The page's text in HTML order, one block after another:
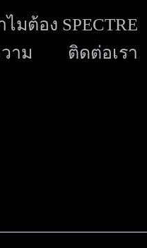
ไมต้อง SPECTRE
าม ติดต่อเรา